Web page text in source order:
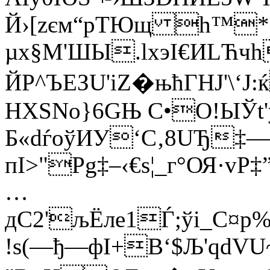
Й›[zєм“pTЮщ
HXЅNo}6GЊ
Б«dѓoўИУ‘C‚8UЂ
…